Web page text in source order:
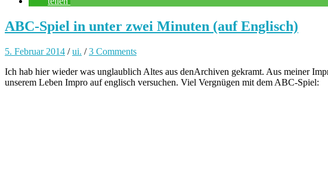
ABC-Spiel in unter zwei Minuten (auf Englisch)
5. Februar 2014 /ui. /3 Comments
Ich hab hier wieder was unglaublich Altes aus denArchiven gekramt. Aus meiner
unserem Leben Impro auf englisch versuchen. Viel Vergnügen mit dem ABC-Spiel: